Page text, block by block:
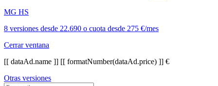
MG HS
8 versiones desde 22.690 o cuota desde 275 €/mes
Cerrar ventana
[[ dataAd.name ]] [[ formatNumber(dataAd.price) ]] €
Otras versiones